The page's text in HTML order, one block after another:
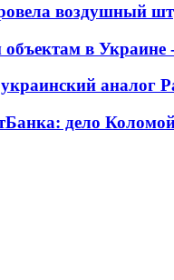
воздушный
объектам в
аналог
дело